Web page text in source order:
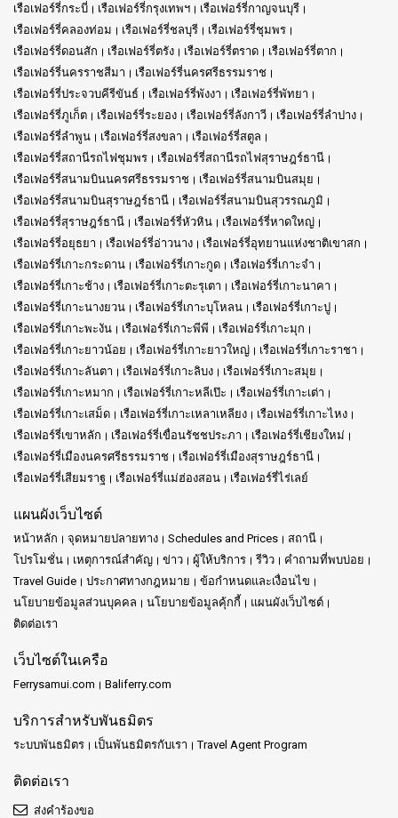
เรือเฟอร์รี่กระบี่ เรือเฟอร์รี่กรุงเทพฯ
เรือเฟอร์รี่กาญจนบุรี
เรือเฟอร์รี่คลองท่อม
เรือเฟอร์รี่ชลบุรี
เรือเฟอร์รี่ชุมพร
เรือเฟอร์รี่ดอนสัก
เรือเฟอร์รี่ตรัง เรือเฟอร์รี่ตราด
เรือเฟอร์รี่ตาก
เรือเฟอร์รี่นครราชสีมา
เรือเฟอร์รี่นครศรีธรรมราช
เรือเฟอร์รี่ประจวบคีรีขันธ์
เรือเฟอร์รี่พังงา
เรือเฟอร์รี่พัทยา
เรือเฟอร์รี่ภูเก็ต
เรือเฟอร์รี่ระยอง เรือเฟอร์รี่ลังกาวี
เรือเฟอร์รี่ลำปาง
เรือเฟอร์รี่ลำพูน
เรือเฟอร์รี่สงขลา
เรือเฟอร์รี่สตูล
เรือเฟอร์รี่สถานีรถไฟชุมพร
เรือเฟอร์รี่สถานีรถไฟสุราษฎร์ธานี
เรือเฟอร์รี่สนามบินนครศรีธรรมราช
เรือเฟอร์รี่สนามบินสมุย
เรือเฟอร์รี่สนามบินสุราษฎร์ธานี
เรือเฟอร์รี่สนามบินสุวรรณภูมิ
เรือเฟอร์รี่สุราษฎร์ธานี
เรือเฟอร์รี่หัวหิน
เรือเฟอร์รี่หาดใหญ่
เรือเฟอร์รี่อยุธยา
เรือเฟอร์รี่อ่าวนาง
เรือเฟอร์รี่อุทยานแห่งชาติเขาสก
เรือเฟอร์รี่เกาะกระดาน
เรือเฟอร์รี่เกาะกูด
เรือเฟอร์รี่เกาะจำ
เรือเฟอร์รี่เกาะช้าง
เรือเฟอร์รี่เกาะตะรุเตา
เรือเฟอร์รี่เกาะนาคา
เรือเฟอร์รี่เกาะนางยวน
เรือเฟอร์รี่เกาะบุโหลน
เรือเฟอร์รี่เกาะปู
เรือเฟอร์รี่เกาะพะงัน
เรือเฟอร์รี่เกาะพีพี
เรือเฟอร์รี่เกาะมุก
เรือเฟอร์รี่เกาะยาวน้อย
เรือเฟอร์รี่เกาะยาวใหญ่
เรือเฟอร์รี่เกาะราชา
เรือเฟอร์รี่เกาะลันตา
เรือเฟอร์รี่เกาะลิบง
เรือเฟอร์รี่เกาะสมุย
เรือเฟอร์รี่เกาะหมาก
เรือเฟอร์รี่เกาะหลีเป๊ะ
เรือเฟอร์รี่เกาะเต่า
เรือเฟอร์รี่เกาะเสม็ด
เรือเฟอร์รี่เกาะเหลาเหลียง
เรือเฟอร์รี่เกาะไหง
เรือเฟอร์รี่เขาหลัก
เรือเฟอร์รี่เขื่อนรัชชประภา
เรือเฟอร์รี่เชียงใหม่
เรือเฟอร์รี่เมืองนครศรีธรรมราช
เรือเฟอร์รี่เมืองสุราษฎร์ธานี
เรือเฟอร์รี่เสียมราฐ
เรือเฟอร์รี่แม่ฮ่องสอน เรือเฟอร์รี่ไร่เลย์
แผนผังเว็บไซต์
หน้าหลัก จุดหมายปลายทาง Schedules and Prices
สถานี
โปรโมชั่น
เหตุการณ์สำคัญ ข่าว ผู้ให้บริการ รีวิว
คำถามที่พบบ่อย
Travel Guide
ประกาศทางกฎหมาย
ข้อกำหนดและเงื่อนไข
นโยบายข้อมูลส่วนบุคคล
นโยบายข้อมูลคุ้กกี้
แผนผังเว็บไซต์
ติดต่อเรา
เว็บไซต์ในเครือ
Ferrysamui.com Baliferry.com
บริการสำหรับพันธมิตร
ระบบพันธมิตร เป็นพันธมิตรกับเรา Travel Agent Program
ติดต่อเรา
ส่งคำร้องขอ